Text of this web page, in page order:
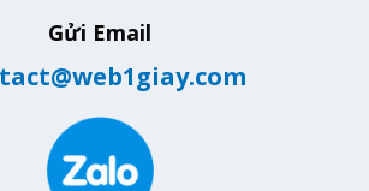
Gửi Email